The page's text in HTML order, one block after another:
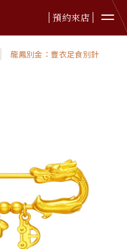
預約來店
龍鳳別金：豐衣足食別針